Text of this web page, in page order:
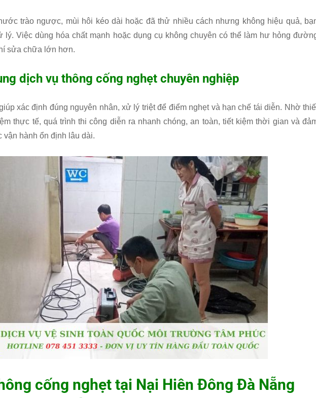
trào ngược, mùi hôi kéo dài hoặc đã thử nhiều cách nhưng không hiệu quả,
lý. Việc dùng hóa chất mạnh hoặc dụng cụ không chuyên có thể làm hư hỏng
sửa chữa lớn hơn.
dịch vụ thông cống nghẹt chuyên nghiệp
xác định đúng nguyên nhân, xử lý triệt để điểm nghẹt và hạn chế tái diễn. Nhờ
thực tế, quá trình thi công diễn ra nhanh chóng, an toàn, tiết kiệm thời gian và
vận hành ổn định lâu dài.
cống nghẹt tại Nại Hiên Đông Đà Nẵng